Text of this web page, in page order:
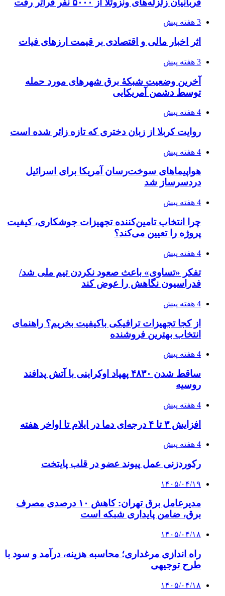
4 هفته پیش
رکوردزنی عمل پیوند عضو در قلب پایتخت
۱۴۰۵/۰۴/۱۹
برق، ضامن پایداری شبکه است
۱۴۰۵/۰۴/۱۸
راه اندازی مرغداری؛ محاسبه هزینه، درآمد و سود با
طرح توجیهی
۱۴۲۰؛ راه ارتباطی بیمه شدگان تأمین‌اجتماعی
۱۴۰۵/۰۴/۱۶
احتمال بازگشت نرخ حمل دریایی به قبل از جنگ
طی ۲ تا ۳ ماه آینده
۱۴۰۵/۰۴/۱۵
شکست شاگردان قهرمانی مقابل چین تایپه/ تلاش
برای عنوان یازدهمی
پیوندها
خرید بهترین قهوه | خرید قهوه | قهوه گرنیکا کافی
صندوق طلا
وام فوری
بازار و کسب و کار
خرید ابزار آلات دستی و صنعتی زیر قیمت بازار؛
چطور ابزار اصل را با بهترین قیمت تهیه کنیم؟
4 هفته پیش
چرا انتخاب تامین‌کننده تجهیزات جوشکاری، کیفیت
پروژه را تعیین می‌کند؟
4 هفته پیش
از کجا تجهیزات ترافیکی باکیفیت بخریم؟ راهنمای
انتخاب بهترین فروشنده
۱۴۰۵/۰۴/۱۸
راه اندازی مرغداری؛ محاسبه هزینه، درآمد و سود با
طرح توجیهی
۱۴۰۵/۰۴/۱۵